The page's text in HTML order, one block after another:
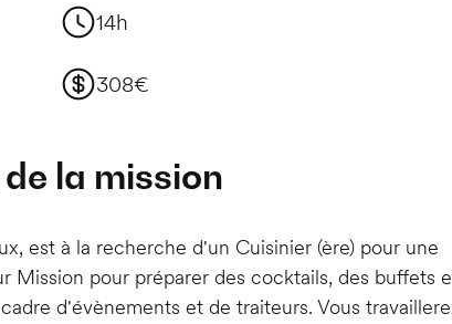
14h
308€
la mission
est à la recherche d'un Cuisinier (ère) pour une
Mission pour préparer des cocktails, des buffets
d'évènements et de traiteurs. Vous